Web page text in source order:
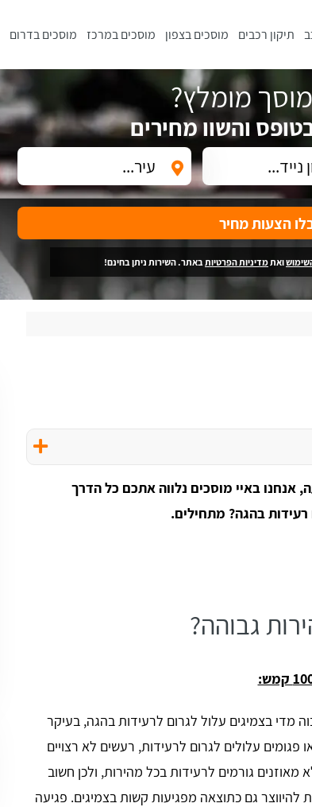
תיקון רכבים מוסכים בצפון מוסכים במרכז מוסכים בדרום
מומלץ?
והשוו מחירים
הצעות מחיר
ואתמדיניות הפרטיותבאתר. השירות ניתן בחינם!
באיי מוסכים נלווה אתכם כל הדרך
בהגה? מתחילים.
גבוהה?
מדי בצמיגים עלול לגרום לרעידות בהגה, בעיקר
פגומים עלולים לגרום לרעידות, רעשים לא רצויים
מאוזנים גורמים לרעידות בכל מהירות, ולכן חשוב
להיווצר גם כתוצאה מפגיעות קשות בצמיגים. פגיעה